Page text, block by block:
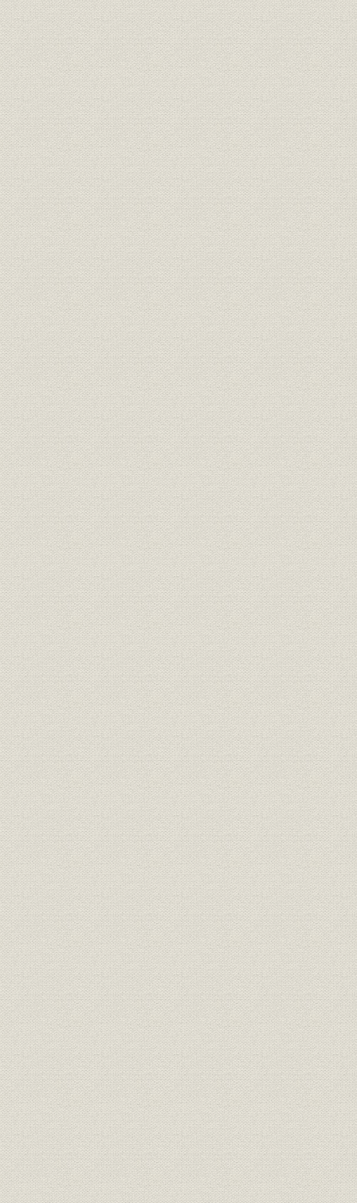
第3節 戦時下の大阪商船
第4節 三井船舶株式会社の独立
第7章 占領下の海運業
第1節 占領政策と海運管理
第2節 占領政策と大阪商船・三井船舶
第3節 海運管理下の大阪商船・三井船舶
第8章 海運業の復興
第1節 激動の海運復興
第2節 大阪商船の国際海運界復帰
第3節 三井船舶の積極政策
第9章 長期海運不況と海運集約
第1節 高度経済成長下の海運不況
第2節 海運不況下の大阪商船
第3節 三井船舶における合理化の推進
第4節 大阪商船と三井船舶の合併
第10章 大阪商船三井船舶の設立
第1節 集約下の日本海運とその環境
第2節 経営方針と役員
第3節 合併に伴う調整と発展への足固め
第4節 業績―復配までの足どり
第11章 成長の時期―コンテナ体制の整備と経営の多角化
第1節 環境
第2節 成長を目指す経営方針と経営組織
第3節 コンテナ化の展開と専用船の拡充
第4節 企業成長を支えた非営業部門
第5節 資金調達と業務
第12章 激変する環境への対応―低成長経済のなかでの経営
第1節 石油危機による環境の変化
第2節 低成長経済下の経営方針と経営組織
第3節 低成長経済下の経営
第4節 環境の変化に対応する非営業部門
第5節 財務活動の国際化と業績
現状と展望
航路図
索引
船名索引